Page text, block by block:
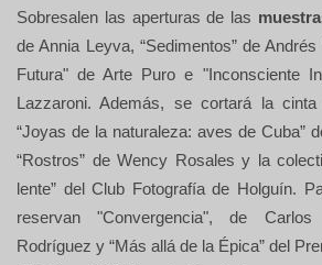
Sobresalen las aperturas de las
de Annia Leyva, “Sedimentos” de
Futura" de Arte Puro e "Inconsciente
Lazzaroni. Además, se cortará la
“Joyas de la naturaleza: aves de Cuba”
“Rostros” de Wency Rosales y la
lente” del Club Fotografía de Holguín.
reservan "Convergencia", de
Rodríguez y “Más allá de la Épica” del